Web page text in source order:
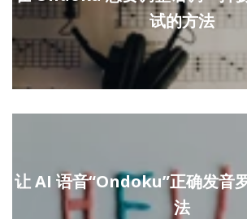
试的方法
让 AI 语音“Ondoku”正确发音
法